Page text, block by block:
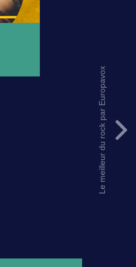
Le meilleur du rock par Europavox